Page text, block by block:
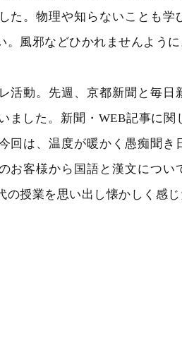
た。物理や知らないことも学
。風邪などひかれませんように
活動。先週、京都新聞と毎日
ました。新聞・WEB記事に
回は、温度が暖かく愚痴聞き
お客様から国語と漢文につい
の授業を思い出し懐かしく感じ